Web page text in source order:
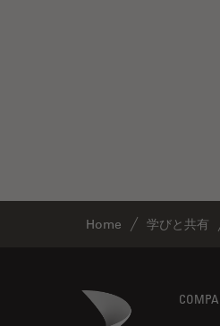
ョン・ハブ
デジタルマイクロ
Home 学びと共有
Danaher Logo